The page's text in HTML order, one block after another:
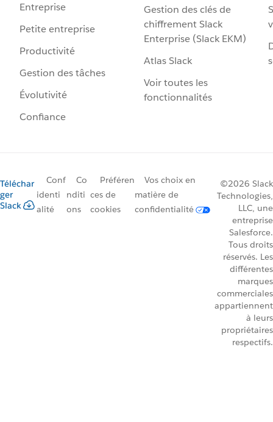
Entreprise
Petite entreprise
Productivité
Gestion des tâches
Évolutivité
Confiance
Gestion des clés de
chiffrement Slack
Enterprise (Slack EKM)
Atlas Slack
Voir toutes les
fonctionnalités
Téléchar
ger
Slack
Conf
identi
alité
Co
nditi
ons
Préféren
ces de
cookies
Vos choix en
matière de
confidentialité
©2026 Slack
Technologies,
LLC, une
entreprise
Salesforce.
Tous droits
réservés. Les
différentes
marques
commerciales
appartiennent
à leurs
propriétaires
respectifs.